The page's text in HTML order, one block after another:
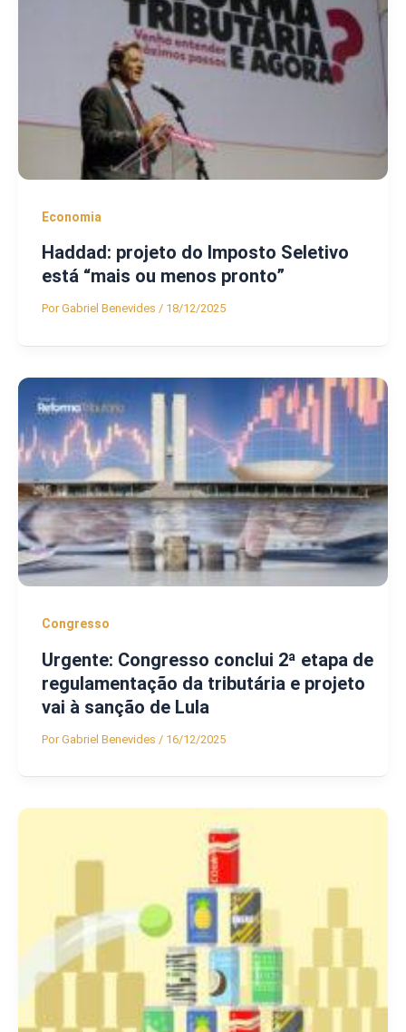
Economia
Haddad: projeto do Imposto Seletivo
está “mais ou menos pronto”
PorGabriel Benevides / 18/12/2025
Congresso
Urgente: Congresso conclui 2ª etapa de
regulamentação da tributária e projeto
vai à sanção de Lula
PorGabriel Benevides / 16/12/2025